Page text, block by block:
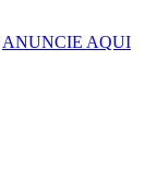
ANUNCIE AQUI